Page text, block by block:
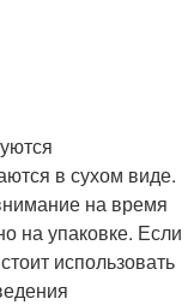
в сухом виде.
на время
на упаковке. Если
использовать